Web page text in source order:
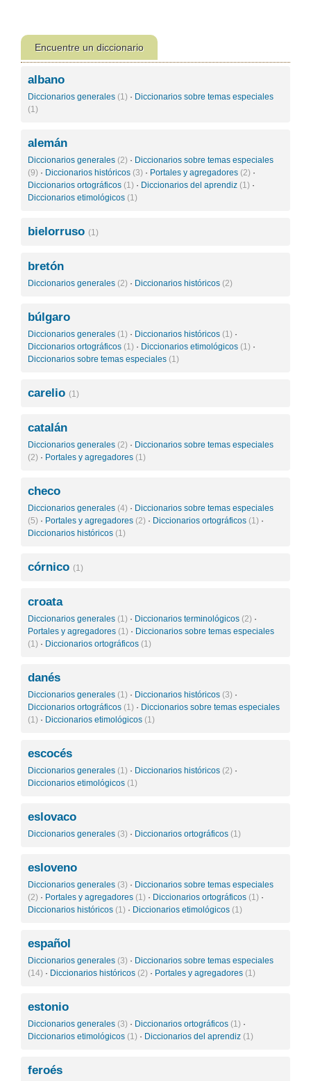
Encuentre un diccionario
albano
Diccionarios generales (1) · Diccionarios sobre temas especiales
(1)
alemán
Diccionarios generales (2) · Diccionarios sobre temas especiales
(9) · Diccionarios históricos (3) · Portales y agregadores (2) ·
Diccionarios ortográficos (1) · Diccionarios del aprendiz (1) ·
Diccionarios etimológicos (1)
bielorruso (1)
bretón
Diccionarios generales (2) · Diccionarios históricos (2)
búlgaro
Diccionarios generales (1) · Diccionarios históricos (1) ·
Diccionarios ortográficos (1) · Diccionarios etimológicos (1) ·
Diccionarios sobre temas especiales (1)
carelio (1)
catalán
Diccionarios generales (2) · Diccionarios sobre temas especiales
(2) · Portales y agregadores (1)
checo
Diccionarios generales (4) · Diccionarios sobre temas especiales
(5) · Portales y agregadores (2) · Diccionarios ortográficos (1) ·
Diccionarios históricos (1)
córnico (1)
croata
Diccionarios generales (1) · Diccionarios terminológicos (2) ·
Portales y agregadores (1) · Diccionarios sobre temas especiales
(1) · Diccionarios ortográficos (1)
danés
Diccionarios generales (1) · Diccionarios históricos (3) ·
Diccionarios ortográficos (1) · Diccionarios sobre temas especiales
(1) · Diccionarios etimológicos (1)
escocés
Diccionarios generales (1) · Diccionarios históricos (2) ·
Diccionarios etimológicos (1)
eslovaco
Diccionarios generales (3) · Diccionarios ortográficos (1)
esloveno
Diccionarios generales (3) · Diccionarios sobre temas especiales
(2) · Portales y agregadores (1) · Diccionarios ortográficos (1) ·
Diccionarios históricos (1) · Diccionarios etimológicos (1)
español
Diccionarios generales (3) · Diccionarios sobre temas especiales
(14) · Diccionarios históricos (2) · Portales y agregadores (1)
estonio
Diccionarios generales (3) · Diccionarios ortográficos (1) ·
Diccionarios etimológicos (1) · Diccionarios del aprendiz (1)
feroés